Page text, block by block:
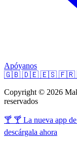
Apóyanos
🇬🇧 🇩🇪 🇪🇸 🇫🇷
Copyright © 2026
reservados
🍸 🍸 La nueva app
descárgala ahora